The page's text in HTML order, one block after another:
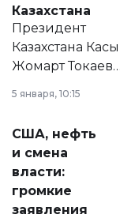
Казахстана
Президент
Казахстана
Жомарт Токаев
сразу несколько
актуальных
от слухов о
политических
реформах до
вопросов
экономики и
5 января, 10:15
США, нефть
и смена
власти:
громкие
заявления